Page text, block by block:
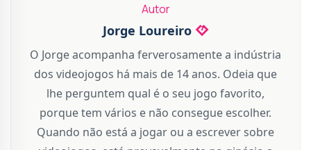
Autor
Jorge Loureiro
O Jorge acompanha ferverosamente a indústria
dos videojogos há mais de 14 anos. Odeia que
lhe perguntem qual é o seu jogo favorito,
porque tem vários e não consegue escolher.
Quando não está a jogar ou a escrever sobre